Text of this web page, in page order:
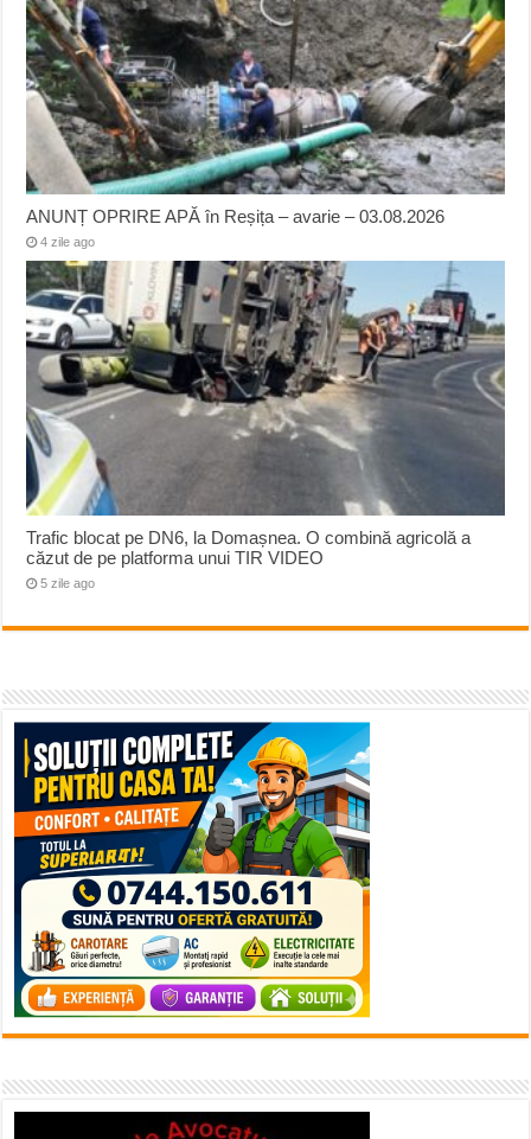
ANUNȚ OPRIRE APĂ în Reșița – avarie – 03.08.2026
4 zile ago
Trafic blocat pe DN6, la Domașnea. O combină agricolă a
căzut de pe platforma unui TIR VIDEO
5 zile ago